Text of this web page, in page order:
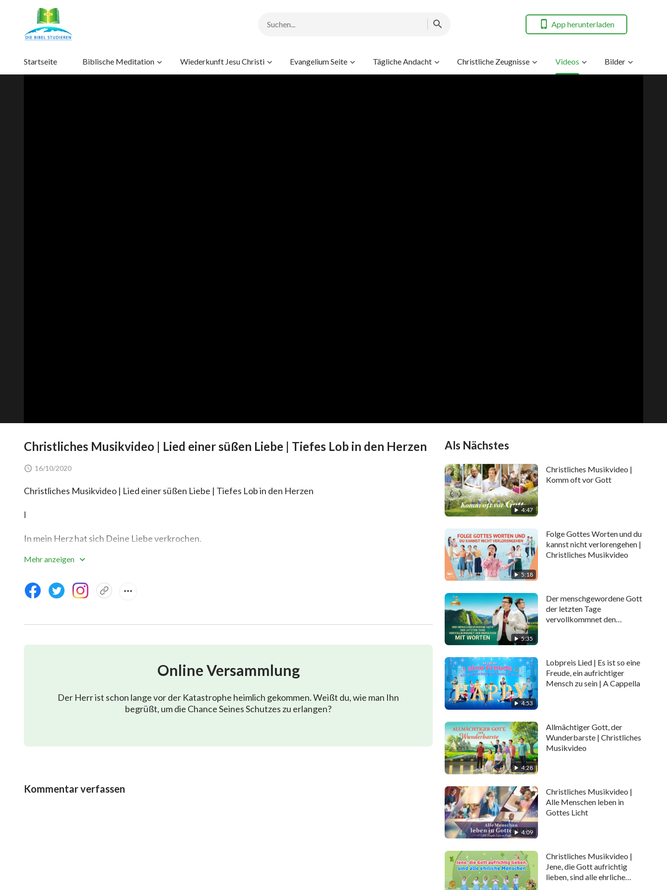
App herunterladen
Startseite Biblische Meditation Wiederkunft Jesu Christi Evangelium Seite Tägliche Andacht Christliche Zeugnisse Videos Bilder
Christliches Musikvideo | Lied einer süßen Liebe | Tiefes Lob in den Herzen
16/10/2020
Christliches Musikvideo | Lied einer süßen Liebe | Tiefes Lob in den Herzen
Ⅰ
In mein Herz hat sich Deine Liebe verkrochen.
Sie bringt mich Dir näher auf die süßeste Art.
Im Dienst Deines Herzens zu arbeiten,
und ich folge Deinen Schritten.
Mehr anzeigen
Online Versammlung
Der Herr ist schon lange vor der Katastrophe heimlich gekommen. Weißt du, wie man Ihn
begrüßt, um die Chance Seines Schutzes zu erlangen?
Kommentar verfassen
Als Nächstes
4:47
Christliches Musikvideo |
Komm oft vor Gott
5:18
Folge Gottes Worten und du
kannst nicht verlorengehen |
Christliches Musikvideo
5:35
Der menschgewordene Gott
der letzten Tage
vervollkommnet den
4:53
Lobpreis Lied | Es ist so eine
Freude, ein aufrichtiger
Mensch zu sein | A Cappella
4:28
Allmächtiger Gott, der
Wunderbarste | Christliches
Musikvideo
4:09
Christliches Musikvideo |
Alle Menschen leben in
Gottes Licht
Christliches Musikvideo |
Jene, die Gott aufrichtig
lieben, sind alle ehrliche